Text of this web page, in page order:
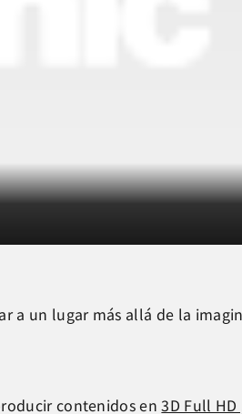
a un lugar más allá de la
contenidos en3D Full HD